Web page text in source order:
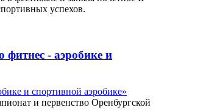
успехов.
фитнес - аэробике и
и первенство Оренбургской